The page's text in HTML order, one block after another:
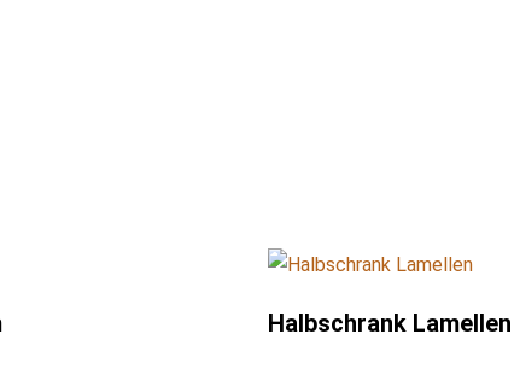
Halbschrank Lamellen